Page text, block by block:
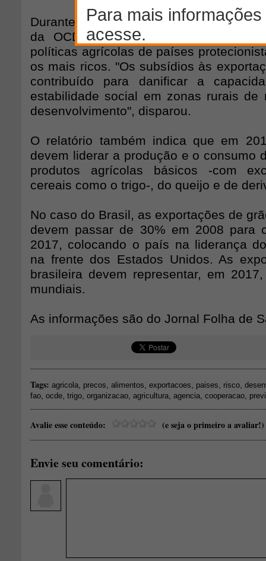
Durante a entrevista coletiva em Paris,
da OCDE, José Angel Gurría,
políticas agrícolas de países
os mais ricos. "Os subsídios às
contribuído para danificar a
estabilidade social em zonas rurais de
desenvolvimento", disparou.
O relatório também indica que em
devem liderar a produção e o consumo
produtos agrícolas básicos -com
cereais como o trigo-, do queijo e de
No caso do Brasil, as exportações de
devem passar de 30% em 2008 para
2017, colocando o país na liderança
na frente dos Estados Unidos. As
brasileira devem representar, em
mundiais.
As informações são do Jornal Folha de
Tags: agricola precos alimentos exportacoes paises risco
fao ocde trigo organizacao agricultura agencia cooperacao
Avalie esse conteúdo: (e seja o primeiro a avaliar!)
Envie seu comentário: